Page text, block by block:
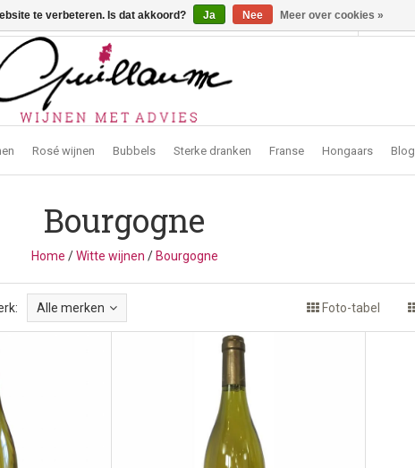
-info@guillaumewijnen.be Inloggen
Rosé wijnen Bubbels Sterke dranken Franse Hongaars Blog
Bourgogne
Home /Witte wijnen /Bourgogne
Alle merken Foto-tabel
te verbeteren. Is dat akkoord? Ja Nee Meer over cookies »